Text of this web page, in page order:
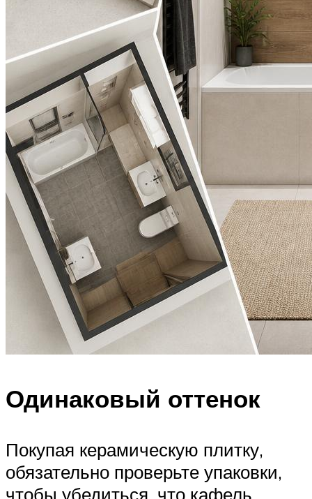
Одинаковый оттенок
Покупая керамическую плитку,
обязательно проверьте упаковки,
чтобы убедиться, что кафель